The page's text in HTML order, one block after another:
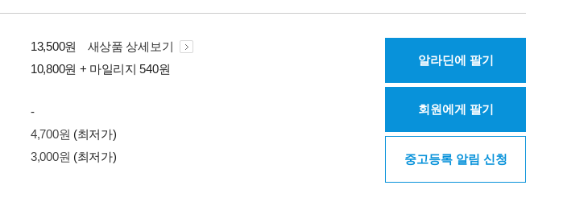
13,500원
새상품 상세보기
10,800원 + 마일리지 540원
-
4,700원 (최저가)
3,000원 (최저가)
알라딘에 팔기
회원에게 팔기
중고등록 알림 신청